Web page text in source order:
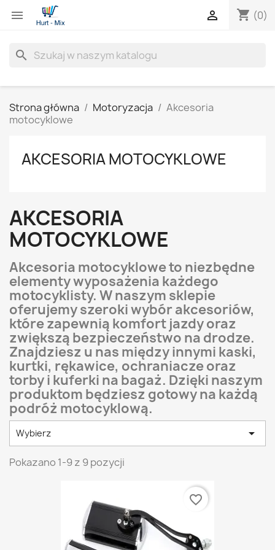
 shopping_cart (0)

search
Strona główna Motoryzacja
Akcesoria
motocyklowe
AKCESORIA MOTOCYKLOWE
AKCESORIA
MOTOCYKLOWE
Akcesoria motocyklowe to niezbędne
elementy wyposażenia każdego
motocyklisty. W naszym sklepie
oferujemy szeroki wybór akcesoriów,
które zapewnią komfort jazdy oraz
zwiększą bezpieczeństwo na drodze.
Znajdziesz u nas między innymi kaski,
kurtki, rękawice, ochraniacze oraz
torby i kuferki na bagaż. Dzięki naszym
produktom będziesz gotowy na każdą
podróż motocyklową.
Wybierz 
Pokazano 1-9 z 9 pozycji
favorite_border